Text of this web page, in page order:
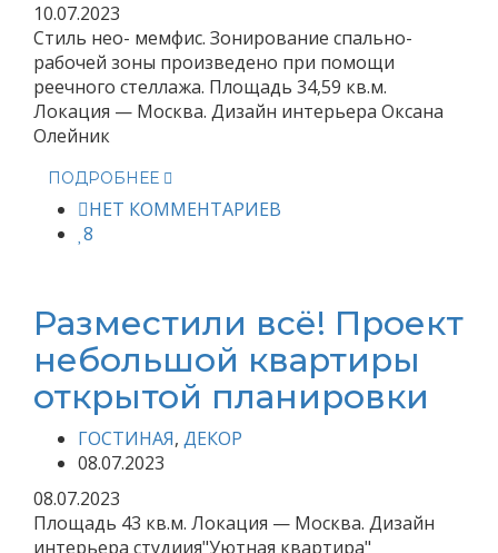
10.07.2023
Стиль нео- мемфис. Зонирование спально-
рабочей зоны произведено при помощи
реечного стеллажа. Площадь 34,59 кв.м.
Локация — Москва. Дизайн интерьера Оксана
Олейник
ПОДРОБНЕЕ
НЕТ КОММЕНТАРИЕВ
8
Разместили всё! Проект
небольшой квартиры
открытой планировки
ГОСТИНАЯ, ДЕКОР
08.07.2023
08.07.2023
Площадь 43 кв.м. Локация — Москва. Дизайн
интерьера студиия"Уютная квартира"